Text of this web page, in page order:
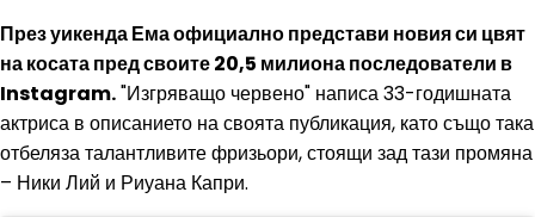
През уикенда Ема официално представи новия си цвят
на косата пред своите 20,5 милиона последователи в
Instagram."Изгряващо червено" написа 33-годишната
актриса в описанието на своята публикация, като също така
отбеляза талантливите фризьори, стоящи зад тази промяна
– Ники Лий и Риуана Капри.